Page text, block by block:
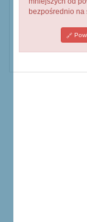
bezpośrednio